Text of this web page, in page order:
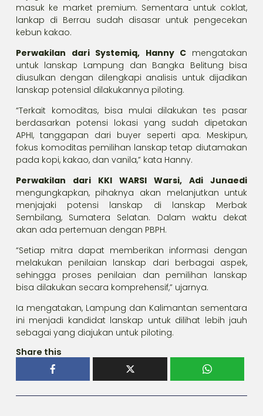
masuk ke market premium. Sementara untuk coklat,
lankap di Berrau sudah disasar untuk pengecekan
kebun kakao.
Perwakilan dari Systemiq, Hanny C mengatakan
untuk lanskap Lampung dan Bangka Belitung bisa
diusulkan dengan dilengkapi analisis untuk dijadikan
lanskap potensial dilakukannya piloting.
“Terkait komoditas, bisa mulai dilakukan tes pasar
berdasarkan potensi lokasi yang sudah dipetakan
APHI, tanggapan dari buyer seperti apa. Meskipun,
fokus komoditas pemilihan lanskap tetap diutamakan
pada kopi, kakao, dan vanila,” kata Hanny.
Perwakilan dari KKI WARSI Warsi, Adi Junaedi
mengungkapkan, pihaknya akan melanjutkan untuk
menjajaki potensi lanskap di lanskap Merbak
Sembilang, Sumatera Selatan. Dalam waktu dekat
akan ada pertemuan dengan PBPH.
“Setiap mitra dapat memberikan informasi dengan
melakukan penilaian lanskap dari berbagai aspek,
sehingga proses penilaian dan pemilihan lanskap
bisa dilakukan secara komprehensif,” ujarnya.
Ia mengatakan, Lampung dan Kalimantan sementara
ini menjadi kandidat lanskap untuk dilihat lebih jauh
sebagai yang diajukan untuk piloting.
Share this